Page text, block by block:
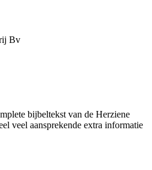
Bv
bijbeltekst van de Herziene
veel aansprekende extra informatie